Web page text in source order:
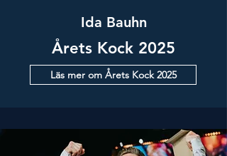
Ida Bauhn
Årets Kock 2025
Läs mer om Årets Kock 2025